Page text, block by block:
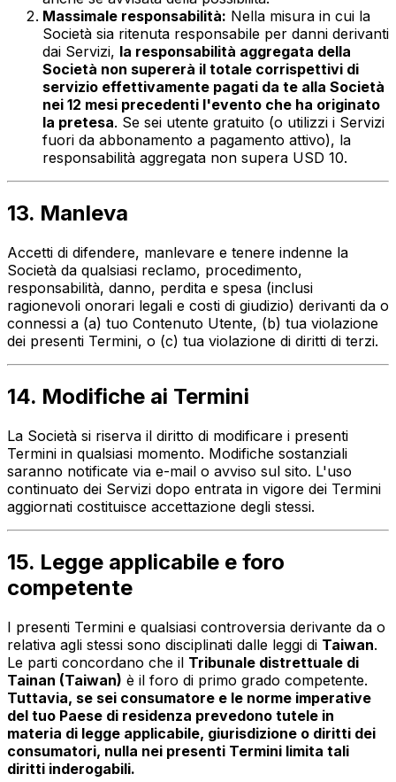
Massimale responsabilità: Nella misura in cui la
Società sia ritenuta responsabile per danni derivanti
dai Servizi, la responsabilità aggregata della
Società non supererà il totale corrispettivi di
servizio effettivamente pagati da te alla Società
nei 12 mesi precedenti l'evento che ha originato
la pretesa. Se sei utente gratuito (o utilizzi i Servizi
fuori da abbonamento a pagamento attivo), la
responsabilità aggregata non supera USD 10.
13. Manleva
Accetti di difendere, manlevare e tenere indenne la
Società da qualsiasi reclamo, procedimento,
responsabilità, danno, perdita e spesa (inclusi
ragionevoli onorari legali e costi di giudizio) derivanti da o
connessi a (a) tuo Contenuto Utente, (b) tua violazione
dei presenti Termini, o (c) tua violazione di diritti di terzi.
14. Modifiche ai Termini
La Società si riserva il diritto di modificare i presenti
Termini in qualsiasi momento. Modifiche sostanziali
saranno notificate via e-mail o avviso sul sito. L'uso
continuato dei Servizi dopo entrata in vigore dei Termini
aggiornati costituisce accettazione degli stessi.
15. Legge applicabile e foro
competente
I presenti Termini e qualsiasi controversia derivante da o
relativa agli stessi sono disciplinati dalle leggi di Taiwan.
Le parti concordano che il Tribunale distrettuale di
Tainan (Taiwan) è il foro di primo grado competente.
Tuttavia, se sei consumatore e le norme imperative
del tuo Paese di residenza prevedono tutele in
materia di legge applicabile, giurisdizione o diritti dei
consumatori, nulla nei presenti Termini limita tali
diritti inderogabili.